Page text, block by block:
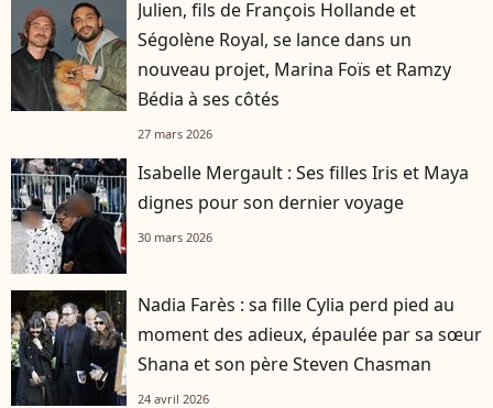
Julien, fils de François Hollande et
Ségolène Royal, se lance dans un
nouveau projet, Marina Foïs et Ramzy
Bédia à ses côtés
27 mars 2026
Isabelle Mergault : Ses filles Iris et Maya
dignes pour son dernier voyage
30 mars 2026
Nadia Farès : sa fille Cylia perd pied au
moment des adieux, épaulée par sa sœur
Shana et son père Steven Chasman
24 avril 2026